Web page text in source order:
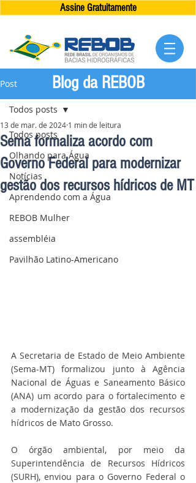
Assine Gratuitamente
Post
Todos posts
Olhando para Água
Notícias
Aprendendo com a Água
REBOB Mulher
assembléia
Pavilhão Latino-Americano
Todos posts
Sema formaliza acordo com
Governo Federal para modernizar
gestão dos recursos hídricos de MT
13 de mar. de 2024 1 min de leitura
A Secretaria de Estado de Meio Ambiente
(Sema-MT) formalizou junto à Agência
Nacional de Águas e Saneamento Básico
(ANA) um acordo para o fortalecimento e
a modernização da gestão dos recursos
hídricos de Mato Grosso.
O órgão ambiental, por meio da
Superintendência de Recursos Hídricos
(SURH), enviou para o Governo Federal o
Blog da REBOB